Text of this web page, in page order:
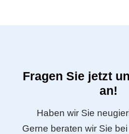
Fragen Sie jetzt
an!
Haben wir Sie
Gerne beraten wir Sie